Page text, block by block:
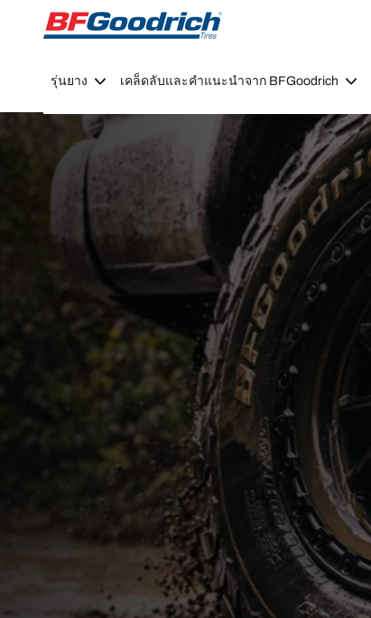
Go to page content
Go to page navigation
รุ่นยาง เคล็ดลับและคำแนะนำจาก BFGoodrich